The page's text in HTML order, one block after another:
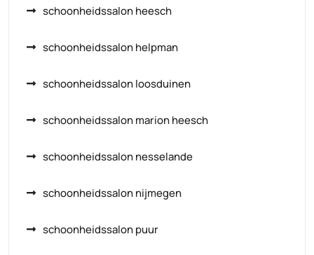
schoonheidssalon heesch
schoonheidssalon helpman
schoonheidssalon loosduinen
schoonheidssalon marion heesch
schoonheidssalon nesselande
schoonheidssalon nijmegen
schoonheidssalon puur